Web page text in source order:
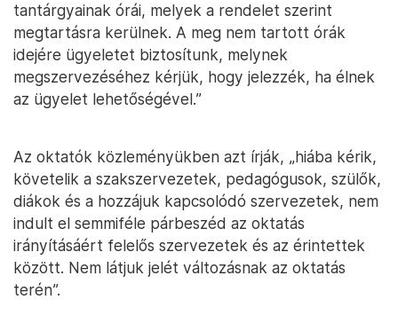
tantárgyainak órái, melyek a rendelet szerint
megtartásra kerülnek. A meg nem tartott órák
idejére ügyeletet biztosítunk, melynek
megszervezéséhez kérjük, hogy jelezzék, ha élnek
az ügyelet lehetőségével.”
Az oktatók közleményükben azt írják, „hiába kérik,
követelik a szakszervezetek, pedagógusok, szülők,
diákok és a hozzájuk kapcsolódó szervezetek, nem
indult el semmiféle párbeszéd az oktatás
irányításáért felelős szervezetek és az érintettek
között. Nem látjuk jelét változásnak az oktatás
terén”.